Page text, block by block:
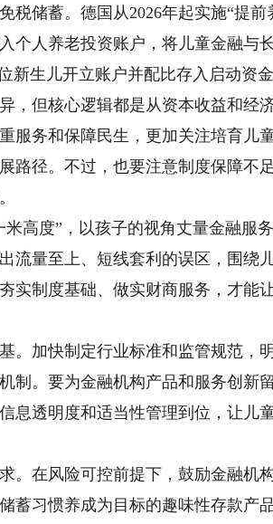
税储蓄。德国从2026年起实施“提
个人养老投资账户，将儿童金融与
新生儿开立账户并配比存入启动资
，但核心逻辑都是从资本收益和经
服务和保障民生，更加关注培育儿
路径。不过，也要注意制度保障不
度”，以孩子的视角丈量金融服
流量至上、短线套利的误区，围绕
实制度基础、做实财商服务，才能
加快制定行业标准和监管规范，
制。要为金融机构产品和服务创新
息透明度和适当性管理到位，让儿
在风险可控前提下，鼓励金融机
蓄习惯养成为目标的趣味性存款产